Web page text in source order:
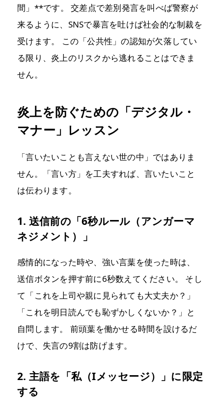
間」**です。 交差点で差別発言を叫べば警察が
来るように、SNSで暴言を吐けば社会的な制裁を
受けます。 この「公共性」の認知が欠落してい
る限り、炎上のリスクから逃れることはできま
せん。
炎上を防ぐための「デジタル・
マナー」レッスン
「言いたいことも言えない世の中」ではありま
せん。「言い方」を工夫すれば、言いたいこと
は伝わります。
1. 送信前の「6秒ルール（アンガーマ
ネジメント）」
感情的になった時や、強い言葉を使った時は、
送信ボタンを押す前に6秒数えてください。 そし
て「これを上司や親に見られても大丈夫か？」
「これを明日読んでも恥ずかしくないか？」と
自問します。 前頭葉を働かせる時間を設けるだ
けで、失言の9割は防げます。
2. 主語を「私（Iメッセージ）」に限定
する